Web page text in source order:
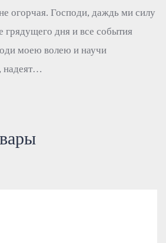
огорчая. Господи, даждь ми силу
грядущего дня и все события
моею волею и научи
надеят…